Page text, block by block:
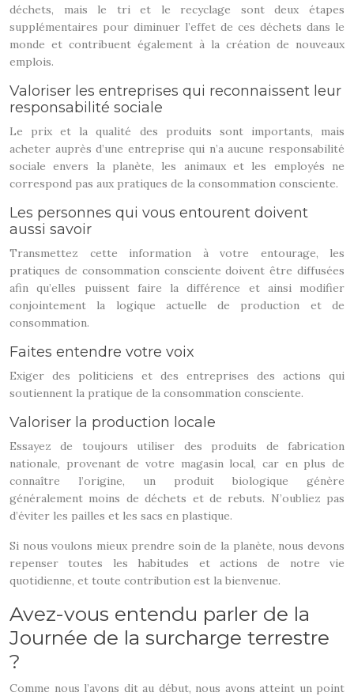
déchets, mais le tri et le recyclage sont deux étapes
supplémentaires pour diminuer l’effet de ces déchets dans le
monde et contribuent également à la création de nouveaux
emplois.
Valoriser les entreprises qui reconnaissent leur
responsabilité sociale
Le prix et la qualité des produits sont importants, mais
acheter auprès d’une entreprise qui n’a aucune responsabilité
sociale envers la planète, les animaux et les employés ne
correspond pas aux pratiques de la consommation consciente.
Les personnes qui vous entourent doivent
aussi savoir
Transmettez cette information à votre entourage, les
pratiques de consommation consciente doivent être diffusées
afin qu’elles puissent faire la différence et ainsi modifier
conjointement la logique actuelle de production et de
consommation.
Faites entendre votre voix
Exiger des politiciens et des entreprises des actions qui
soutiennent la pratique de la consommation consciente.
Valoriser la production locale
Essayez de toujours utiliser des produits de fabrication
nationale, provenant de votre magasin local, car en plus de
connaître l’origine, un produit biologique génère
généralement moins de déchets et de rebuts. N’oubliez pas
d’éviter les pailles et les sacs en plastique.
Si nous voulons mieux prendre soin de la planète, nous devons
repenser toutes les habitudes et actions de notre vie
quotidienne, et toute contribution est la bienvenue.
Avez-vous entendu parler de la
Journée de la surcharge terrestre
?
Comme nous l’avons dit au début, nous avons atteint un point